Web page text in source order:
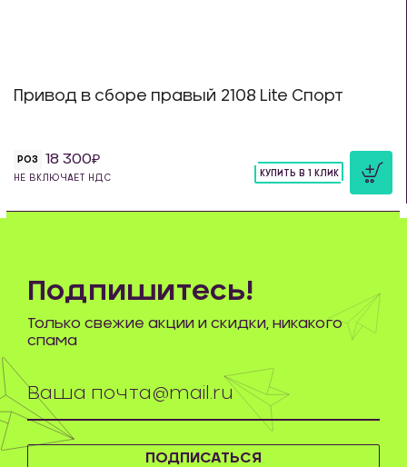
Привод в сборе правый 2108 Lite Спорт
РОЗ 18 300
НЕ ВКЛЮЧАЕТ НДС
КУПИТЬ В 1 КЛИК
ПОДПИСАТЬСЯ
Подпишитесь!
Только свежие акции и скидки, никакого
спама